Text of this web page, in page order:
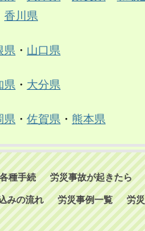
香川県
県 ・ 山口県
県 ・ 大分県
県 ・ 佐賀県 ・ 熊本県
各種手続 労災事故が起きたら
みの流れ 労災事例一覧 労